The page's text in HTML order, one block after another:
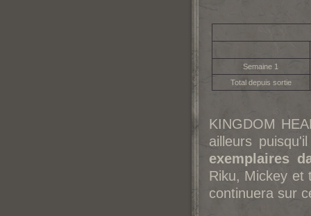
Semaine 1
Total depuis sortie
KINGDOM
ailleurs
exemplaires
Riku, Mickey et
continuera sur